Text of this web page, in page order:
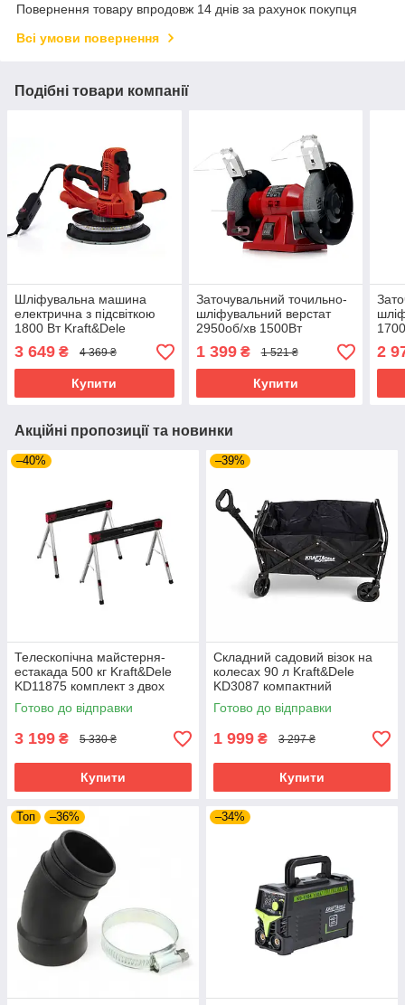
Повернення товару впродовж 14 днів за рахунок покупця
Всі умови повернення
Подібні товари компанії
Шліфувальна машина
електрична з підсвіткою
1800 Вт Kraft&Dele
KD3132 для полірування
стін 180 мм
3 649 ₴ 4 369 ₴
Купити
Заточувальний точильно-
шліфувальний верстат
2950об/хв 1500Вт
Kraft&Dele KD532 верстат
для заточування
інструменту
1 399₴ 1 521 ₴
Купити
2
Акційні пропозиції та новинки
–40%
Телескопічна майстерня-
естакада 500 кг Kraft&Dele
KD11875 комплект з двох
регульованих стійок
Готово до відправки
3 199 ₴ 5 330 ₴
Купити
–39%
Складний садовий візок на
колесах 90 л Kraft&Dele
KD3087 компактний
транспортний візок
Готово до відправки
1 999 ₴ 3 297 ₴
Купити
Топ –36% –34%